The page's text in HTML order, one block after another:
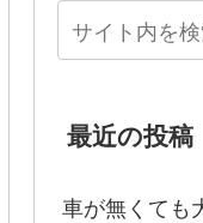
最近の投稿
車が無くても